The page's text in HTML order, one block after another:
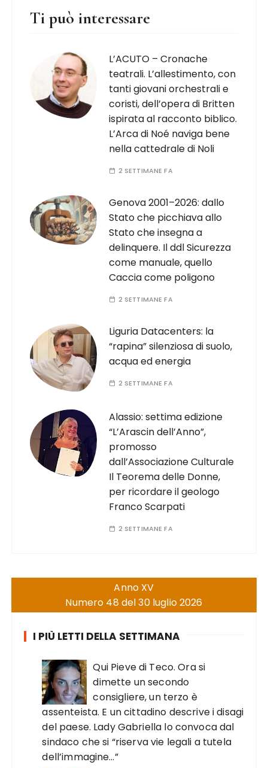
Ti può interessare
L’ACUTO – Cronache
teatrali. L’allestimento, con
tanti giovani orchestrali e
coristi, dell’opera di Britten
ispirata al racconto biblico.
L’Arca di Noé naviga bene
nella cattedrale di Noli
2 SETTIMANE FA
Genova 2001–2026: dallo
Stato che picchiava allo
Stato che insegna a
delinquere. Il ddl Sicurezza
come manuale, quello
Caccia come poligono
2 SETTIMANE FA
Liguria Datacenters: la
“rapina” silenziosa di suolo,
acqua ed energia
2 SETTIMANE FA
Alassio: settima edizione
“L’Arascin dell’Anno”,
promosso
dall’Associazione Culturale
Il Teorema delle Donne,
per ricordare il geologo
Franco Scarpati
2 SETTIMANE FA
Anno XV
Numero 48 del 30 luglio 2026
I PIÙ LETTI DELLA SETTIMANA
Qui Pieve di Teco. Ora si
dimette un secondo
consigliere, un terzo è
assenteista. E un cittadino descrive i disagi
del paese. Lady Gabriella lo convoca dal
sindaco che si “riserva vie legali a tutela
dell’immagine…”